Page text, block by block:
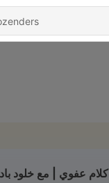
كلام عفوي | مع خلود